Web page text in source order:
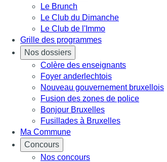
Le Brunch
Le Club du Dimanche
Le Club de l'Immo
Grille des programmes
Nos dossiers
Colère des enseignants
Foyer anderlechtois
Nouveau gouvernement bruxellois
Fusion des zones de police
Bonjour Bruxelles
Fusillades à Bruxelles
Ma Commune
Concours
Nos concours